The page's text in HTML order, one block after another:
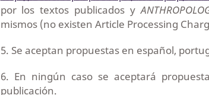
por los textos publicados y
mismos (no existen Article Processing
5. Se aceptan propuestas en español,
6. En ningún caso se aceptará
publicación.